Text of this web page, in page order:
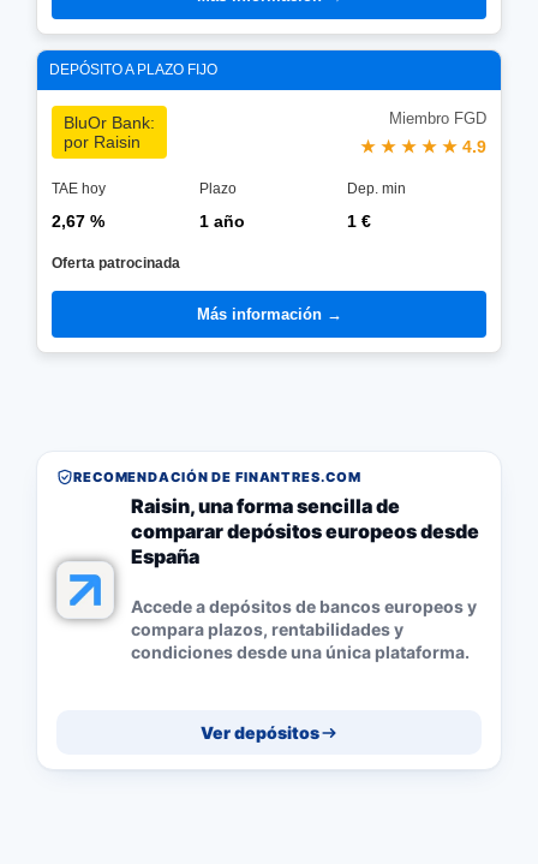
DEPÓSITO A PLAZO FIJO
BluOr Bank:
por Raisin
Miembro FGD
★ ★ ★ ★ ★ 4.9
TAE hoy Plazo Dep. min
2,67 % 1 año 1 €
Oferta patrocinada
Más información →
RECOMENDACIÓN DE FINANTRES.COM
Raisin, una forma sencilla de
comparar depósitos europeos desde
España
Accede a depósitos de bancos europeos y
compara plazos, rentabilidades y
condiciones desde una única plataforma.
Ver depósitos